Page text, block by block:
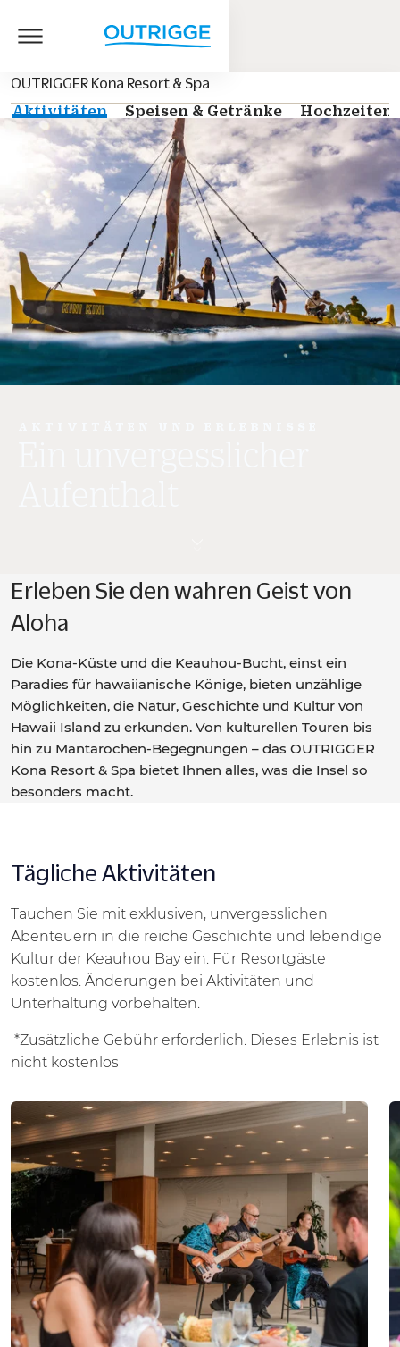
OUTRIGGER Kona Resort & Spa
Aktivitäten
Speisen & Getränke Hochzeiten
Erleben Sie den wahren Geist von
Aloha
Die Kona-Küste und die Keauhou-Bucht, einst ein
Paradies für hawaiianische Könige, bieten unzählige
Möglichkeiten, die Natur, Geschichte und Kultur von
Hawaii Island zu erkunden. Von kulturellen Touren bis
hin zu Mantarochen-Begegnungen – das OUTRIGGER
Kona Resort & Spa bietet Ihnen alles, was die Insel so
besonders macht.
Tägliche Aktivitäten
Tauchen Sie mit exklusiven, unvergesslichen
Abenteuern in die reiche Geschichte und lebendige
Kultur der Keauhou Bay ein. Für Resortgäste
kostenlos. Änderungen bei Aktivitäten und
Unterhaltung vorbehalten.
*Zusätzliche Gebühr erforderlich. Dieses Erlebnis ist
nicht kostenlos